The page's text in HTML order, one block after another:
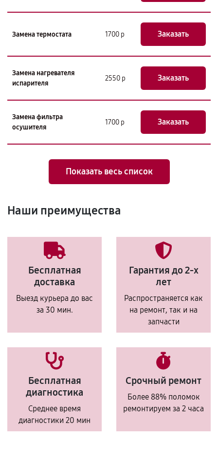
Замена термостата 1700 р Заказать
Замена нагревателя
испарителя
2550 р Заказать
Замена фильтра
осушителя
1700 р Заказать
Показать весь список
Наши преимущества
Бесплатная
доставка
Выезд курьера до вас
за 30 мин.
Гарантия до 2-х
лет
Распространяется как
на ремонт, так и на
запчасти
Бесплатная
диагностика
Среднее время
диагностики 20 мин
Срочный ремонт
Более 88% поломок
ремонтируем за 2 часа